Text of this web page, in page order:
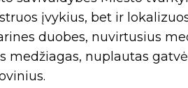
įvykius, bet ir
duobes, nuvirtusius
medžiagas, nuplautas